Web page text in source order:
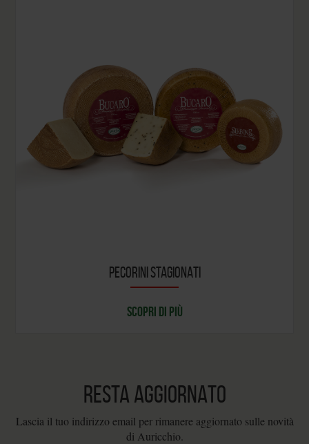
PECORINI STAGIONATI
SCOPRI DI PIÙ
RESTA AGGIORNATO
Lascia il tuo indirizzo email per rimanere aggiornato sulle novità
di Auricchio.